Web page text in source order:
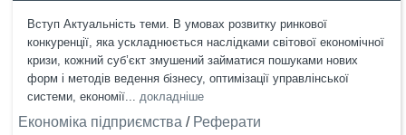
Вступ Актуальність теми. В умовах розвитку ринкової
конкуренції, яка ускладнюється наслідками світової економічної
кризи, кожний суб’єкт змушений займатися пошуками нових
форм і методів ведення бізнесу, оптимізації управлінської
системи, економії... докладніше
Економіка підприємства / Реферати